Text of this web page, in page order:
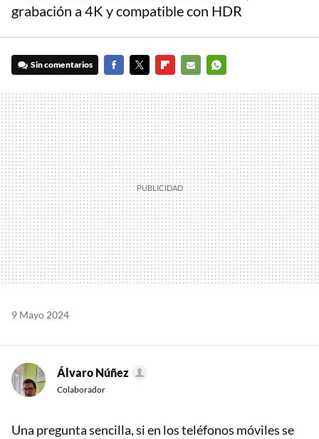
grabación a 4K y compatible con HDR
Sin comentarios
MAIL
9 Mayo 2024
Álvaro Núñez
Colaborador
Una pregunta sencilla, si en los teléfonos móviles se